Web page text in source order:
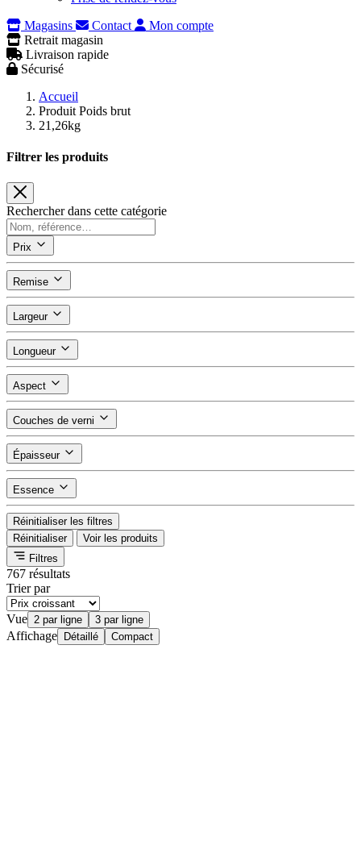
Magasins
Contact
Mon compte
Retrait magasin
Livraison rapide
Sécurisé
Accueil
Produit Poids brut
21,26kg
Filtrer les produits
Rechercher dans cette catégorie
Prix
Remise
Largeur
Longueur
Aspect
Couches de verni
Épaisseur
Essence
Réinitialiser les filtres
Réinitialiser
Voir les produits
Filtres
767 résultats
Trier par
Vue 2 par ligne 3 par ligne
Affichage Détaillé Compact